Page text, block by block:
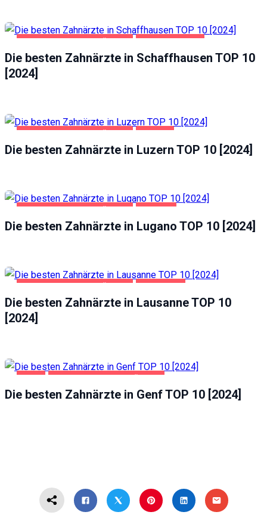
Die besten Zahnärzte in Schaffhausen TOP 10
[2024]
Die besten Zahnärzte in Luzern TOP 10 [2024]
Die besten Zahnärzte in Lugano TOP 10 [2024]
Die besten Zahnärzte in Lausanne TOP 10
[2024]
Die besten Zahnärzte in Genf TOP 10 [2024]